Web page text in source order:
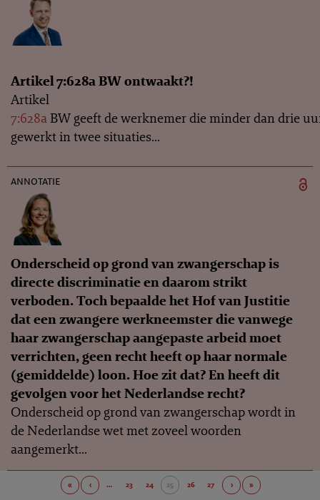
Artikel 7:628a BW ontwaakt?!
Artikel
7:628a BW geeft de werknemer die minder dan drie
gewerkt in twee situaties...
annotatie
Onderscheid op grond van zwangerschap is
directe discriminatie en daarom strikt
verboden. Toch bepaalde het Hof van Justitie
dat een zwangere werkneemster die vanwege
haar zwangerschap aangepaste arbeid moet
verrichten, geen recht heeft op haar normale
(gemiddelde) loon. Hoe zit dat? En heeft dit
gevolgen voor het Nederlandse recht?
Onderscheid op grond van zwangerschap wordt in
de Nederlandse wet met zoveel woorden
aangemerkt...
« ‹ … 23 24 25 26 27 › »